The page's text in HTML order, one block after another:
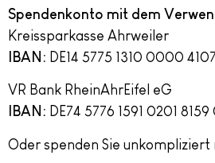
Spendenkonto mit dem
Kreissparkasse Ahrweiler
IBAN: DE14 5775 1310 0000
VR Bank RheinAhrEifel eG
IBAN: DE74 5776 1591 0201
Oder spenden Sie unkompliziert